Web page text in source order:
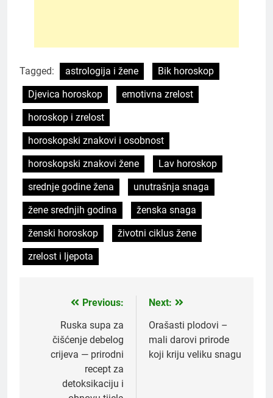
Tagged: astrologija i žene
Bik horoskop
Djevica horoskop
emotivna zrelost
horoskop i zrelost
horoskopski znakovi i osobnost
horoskopski znakovi žene
Lav horoskop
srednje godine žena
unutrašnja snaga
žene srednjih godina
ženska snaga
ženski horoskop
životni ciklus žene
zrelost i ljepota
navigation
Previous:
Ruska supa za
čišćenje debelog
crijeva — prirodni
recept za
detoksikaciju i
Next:
Orašasti plodovi –
mali darovi prirode
koji kriju veliku snagu